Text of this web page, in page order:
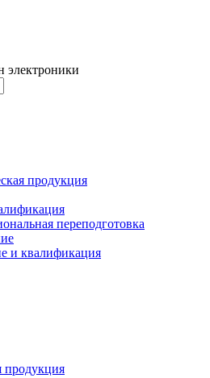
электроники
продукция
переподготовка
и квалификация
продукция